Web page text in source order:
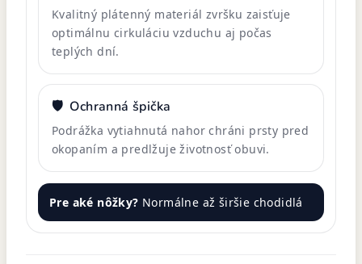
Kvalitný plátenný materiál zvršku zaisťuje
optimálnu cirkuláciu vzduchu aj počas
teplých dní.
🛡️ Ochranná špička
Podrážka vytiahnutá nahor chráni prsty pred
okopaním a predlžuje životnosť obuvi.
Pre aké nôžky? Normálne až širšie chodidlá